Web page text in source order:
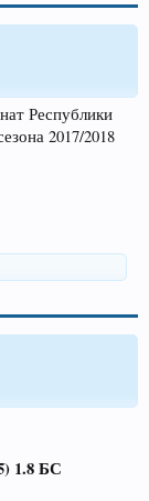
Республики
2017/2018
1.8 БС